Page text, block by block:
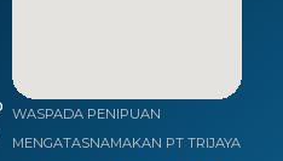
WASPADA PENIPUAN
MENGATASNAMAKAN PT TRIJAYA